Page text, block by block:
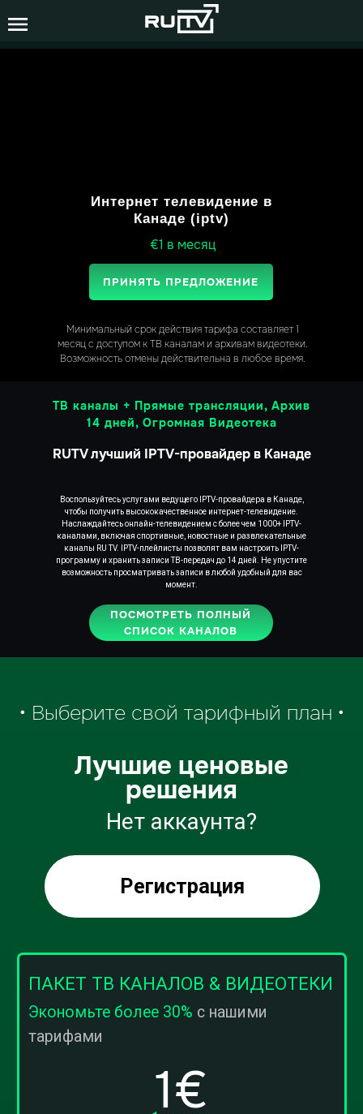
Интернет телевидение в
Канаде (iptv)
€1 в месяц
ПРИНЯТЬ ПРЕДЛОЖЕНИЕ
Минимальный срок действия тарифа составляет 1
месяц с доступом к ТВ каналам и архивам видеотеки.
Возможность отмены действительна в любое время.
RUTV лучший IPTV-провайдер в Канаде
ТВ каналы + Прямые трансляции, Архив
14 дней, Огромная Видеотека
Воспользуйтесь услугами ведущего IPTV-провайдера в Канаде,
чтобы получить высококачественное интернет-телевидение.
Наслаждайтесь онлайн-телевидением с более чем 1000+ IPTV-
каналами, включая спортивные, новостные и развлекательные
каналы RU TV. IPTV-плейлисты позволят вам настроить IPTV-
программу и хранить записи ТВ-передач до 14 дней. Не упустите
возможность просматривать записи в любой удобный для вас
момент.
Качественные
ПОСМОТРЕТЬ ПОЛНЫЙ
СПИСОК КАНАЛОВ
• Выберите свой тарифный план •
Лучшие ценовые
решения
1€
1 месяц
TimeShift
24/7 поддержка
Оплатить через PayPal
ПАКЕТ ТВ КАНАЛОВ & ВИДЕОТЕКИ
Экономьте более 30% с нашими
ПАКЕТ ТВ КАНАЛОВ & ВИДЕОТЕКИ
Регистрация
Нет аккаунта?